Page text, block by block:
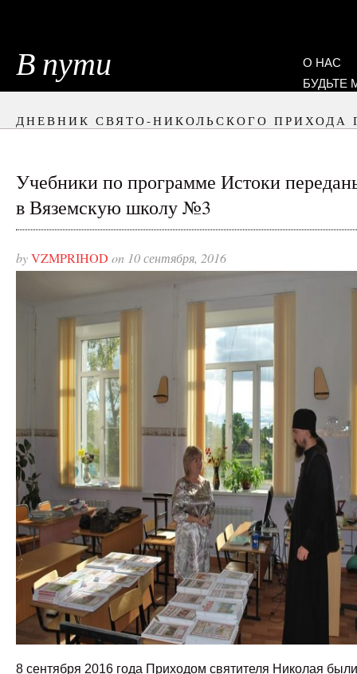
В пути
О НАС
БУДЬТЕ
ДНЕВНИК СВЯТО-НИКОЛЬСКОГО ПРИХОДА
Учебники по программе Истоки
в Вяземскую школу №3
byVZMPRIHOD on 10 сентября, 2016
8 сентября 2016 года Приходом святителя Николая